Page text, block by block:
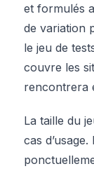
et formulés
de variation
le jeu de
couvre les
rencontrera
La taille du
cas